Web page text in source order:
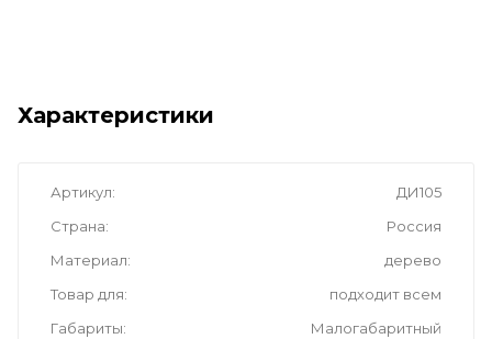
Характеристики
Артикул
ДИ105
Страна
Россия
Материал
дерево
Товар для
подходит всем
Габариты
Малогабаритный